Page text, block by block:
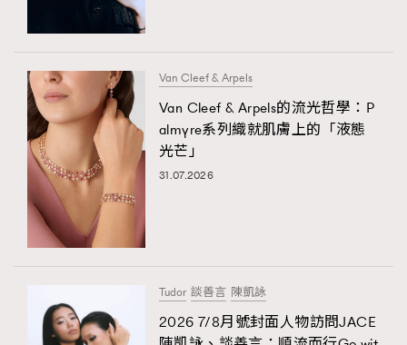
Van Cleef & Arpels
Van Cleef & Arpels的流光哲學：P
almyre系列織就肌膚上的「液態
光芒」
31.07.2026
Tudor 談善言 陳凱詠
2026 7/8月號封面人物訪問JACE